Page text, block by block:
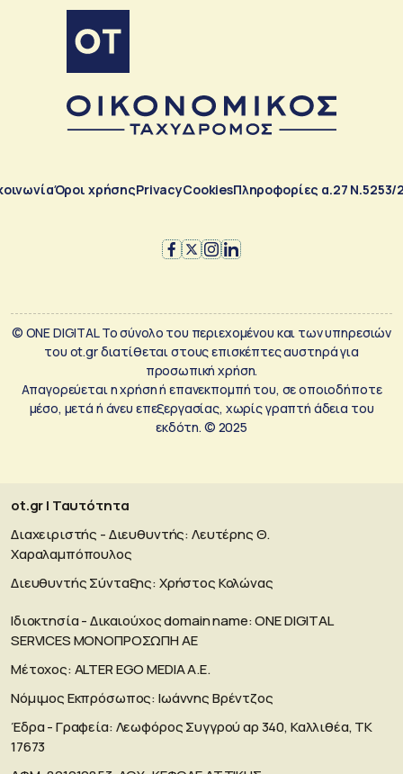
Όροι χρήσηςPrivacyCookiesΠληροφορίες α.27 Ν.5253/
© ONE DIGITAL Το σύνολο του περιεχομένου και των υπηρεσιών
του ot.gr διατίθεται στους επισκέπτες αυστηρά για
προσωπική χρήση.
Απαγορεύεται η χρήση ή επανεκπομπή του, σε οποιοδήποτε
μέσο, μετά ή άνευ επεξεργασίας, χωρίς γραπτή άδεια του
εκδότη. © 2025
ot.gr | Ταυτότητα
Διαχειριστής - Διευθυντής: Λευτέρης Θ.
Χαραλαμπόπουλος
Διευθυντής Σύνταξης: Χρήστος Κολώνας
Ιδιοκτησία - Δικαιούχος domain name: ΟΝΕ DIGITAL
SERVICES MONOΠΡΟΣΩΠΗ ΑΕ
Μέτοχος: ALTER EGO MEDIA A.E.
Νόμιμος Εκπρόσωπος: Ιωάννης Βρέντζος
Έδρα - Γραφεία: Λεωφόρος Συγγρού αρ 340, Καλλιθέα, ΤΚ
17673